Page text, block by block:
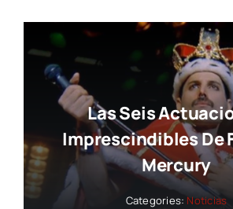
Las Seis
Imprescindibles De
Mercury
Categories: Noticias